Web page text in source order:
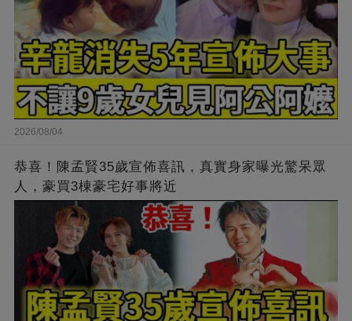
2026/08/04
恭喜！陳孟賢35歲宣佈喜訊，真實身家曝光驚呆眾
人，豪買3棟豪宅好事將近